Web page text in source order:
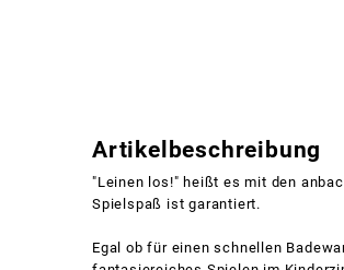
Artikelbeschreibung
"Leinen los!" heißt es mit den
Spielspaß ist garantiert.
Egal ob für einen schnellen